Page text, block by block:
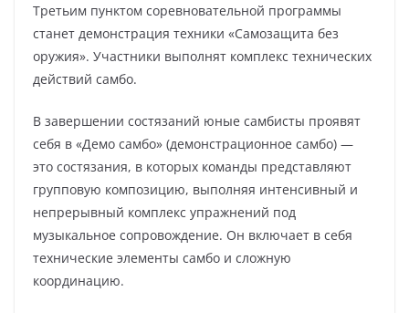
Третьим пунктом соревновательной программы
станет демонстрация техники «Самозащита без
оружия». Участники выполнят комплекс технических
действий самбо.
В завершении состязаний юные самбисты проявят
себя в «Демо самбо» (демонстрационное самбо) —
это состязания, в которых команды представляют
групповую композицию, выполняя интенсивный и
непрерывный комплекс упражнений под
музыкальное сопровождение. Он включает в себя
технические элементы самбо и сложную
координацию.